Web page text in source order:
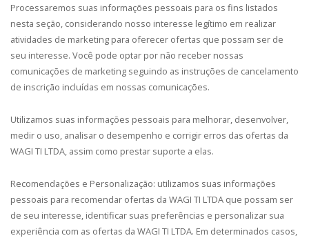
Processaremos suas informações pessoais para os fins listados
nesta seção, considerando nosso interesse legítimo em realizar
atividades de marketing para oferecer ofertas que possam ser de
seu interesse. Você pode optar por não receber nossas
comunicações de marketing seguindo as instruções de cancelamento
de inscrição incluídas em nossas comunicações.
Utilizamos suas informações pessoais para melhorar, desenvolver,
medir o uso, analisar o desempenho e corrigir erros das ofertas da
WAGI TI LTDA, assim como prestar suporte a elas.
Recomendações e Personalização: utilizamos suas informações
pessoais para recomendar ofertas da WAGI TI LTDA que possam ser
de seu interesse, identificar suas preferências e personalizar sua
experiência com as ofertas da WAGI TI LTDA. Em determinados casos,